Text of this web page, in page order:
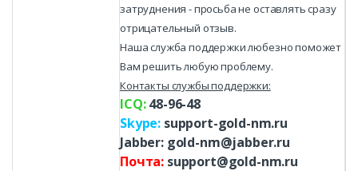
затруднения - просьба не оставлять сразу
отрицательный отзыв.
Наша служба поддержки любезно поможет
Вам решить любую проблему.
Контакты службы поддержки:
ICQ:48-96-48
Skype: support-gold-nm.ru
Jabber: gold-nm@jabber.ru
Почта: support@gold-nm.ru